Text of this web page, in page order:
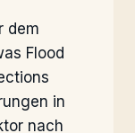
dem
Flood
in
nach